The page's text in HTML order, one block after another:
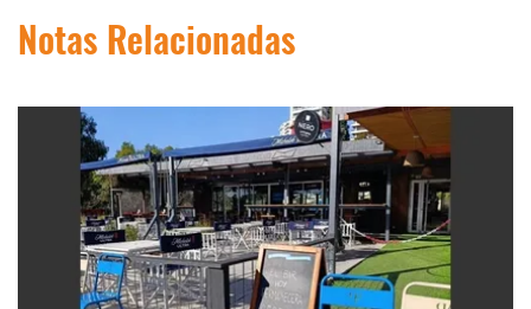
Notas Relacionadas